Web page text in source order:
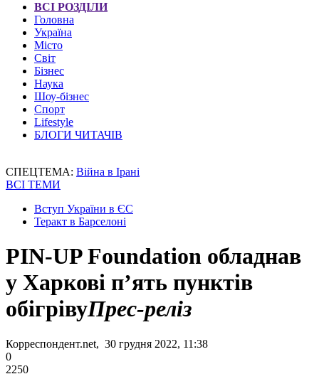
ВСІ РОЗДІЛИ
Головна
Україна
Місто
Світ
Бізнес
Наука
Шоу-бізнес
Спорт
Lifestyle
БЛОГИ ЧИТАЧІВ
СПЕЦТЕМА: Війна в Ірані
ВСІ ТЕМИ
Вступ України в ЄС
Теракт в Барселоні
PIN-UP Foundation обладнав
у Харкові п’ять пунктів
обігрівуПрес-реліз
Корреспондент.net, 30 грудня 2022, 11:38
0
2250